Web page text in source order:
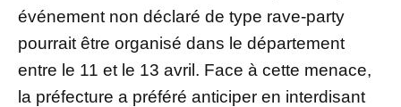
événement non déclaré de type rave-party
pourrait être organisé dans le département
entre le 11 et le 13 avril. Face à cette menace,
la préfecture a préféré anticiper en interdisant